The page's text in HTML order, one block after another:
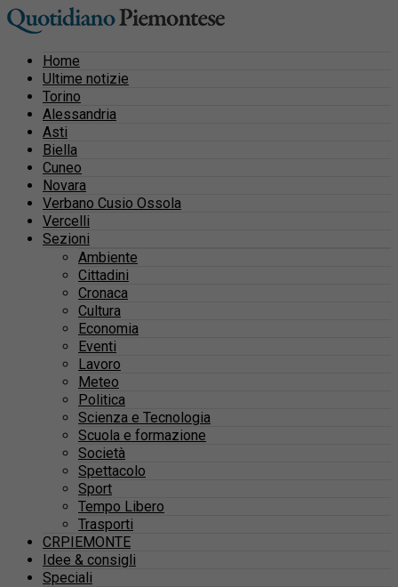
Home
Ultime notizie
Torino
Alessandria
Asti
Biella
Cuneo
Novara
Verbano Cusio Ossola
Vercelli
Sezioni
Ambiente
Cittadini
Cronaca
Cultura
Economia
Eventi
Lavoro
Meteo
Politica
Scienza e Tecnologia
Scuola e formazione
Società
Spettacolo
Sport
Tempo Libero
Trasporti
CRPIEMONTE
Idee & consigli
Speciali